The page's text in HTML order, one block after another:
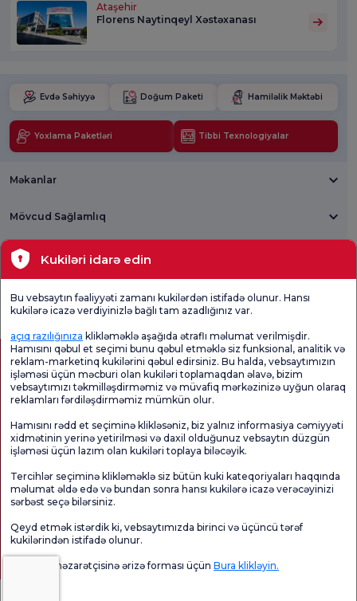
Ataşehir
Florens Naytinqeyl Xəstəxanası
Evdə Səhiyyə Doğum Paketi Hamiləlik Məktəbi
Yoxlama Paketləri Tibbi Texnologiyalar
Məkanlar
Mövcud Sağlamlıq
Tibbi bölmələr
Ümumi
Məmnuniyyət
Sorğusu
Məmnuniyyət
Sorğusunu
yoxlayın.
Promo
Məmnuniyyəti
Səhifənin məzmunu yalnız məlumat məqsədi daşıyır. Diaqnoz və müalicə üçün
mütləq həkiminizlə məsləhətləşin.
@2026 Group Florence Nightingale Xəstəxanaları
Redaktor: Uğurcan Durmuş - 0 549 455 55 46. - Yeniləmə tarixi: 07.08.2026
Kukiləri idarə edin
Bu vebsaytın fəaliyyəti zamanı kukilərdən istifadə olunur. Hansı
kukilərə icazə verdiyinizlə bağlı tam azadlığınız var.
açıq razılığınıza klikləməklə aşağıda ətraflı məlumat verilmişdir.
Hamısını qəbul et seçimi bunu qəbul etməklə siz funksional, analitik və
reklam-marketinq kukilərini qəbul edirsiniz. Bu halda, vebsaytımızın
işləməsi üçün məcburi olan kukiləri toplamaqdan əlavə, bizim
vebsaytımızı təkmilləşdirməmiz və müvafiq mərkəzinizə uyğun olaraq
reklamları fərdiləşdirməmiz mümkün olur.
Hamısını rədd et seçiminə klikləsəniz, biz yalnız informasiya cəmiyyəti
xidmətinin yerinə yetirilməsi və daxil olduğunuz vebsaytın düzgün
işləməsi üçün lazım olan kukiləri toplaya biləcəyik.
Tercihlər seçiminə klikləməklə siz bütün kuki kateqoriyaları haqqında
məlumat əldə edə və bundan sonra hansı kukilərə icazə verəcəyinizi
sərbəst seçə bilərsiniz.
Qeyd etmək istərdik ki, vebsaytımızda birinci və üçüncü tərəf
kukilərindən istifadə olunur.
Məlumat nəzarətçisinə ərizə forması üçün Bura klikləyin.